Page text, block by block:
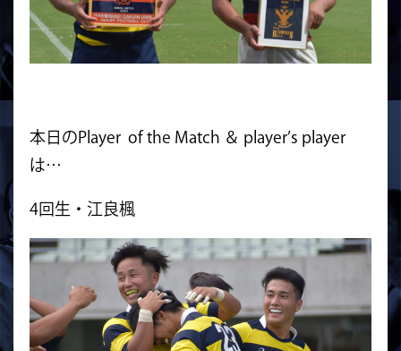
本日のPlayer of the Match ＆ player’s player
は…
4回生・江良楓